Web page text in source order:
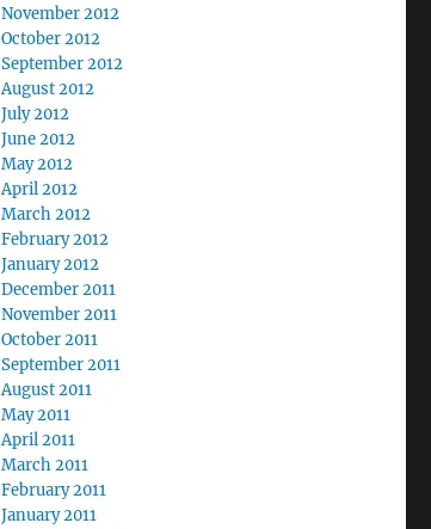
November 2012
October 2012
September 2012
August 2012
July 2012
June 2012
May 2012
April 2012
March 2012
February 2012
January 2012
December 2011
November 2011
October 2011
September 2011
August 2011
May 2011
April 2011
March 2011
February 2011
January 2011